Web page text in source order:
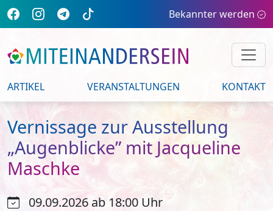
Bekannter werden
ARTIKEL VERANSTALTUNGEN KONTAKT
Vernissage zur Ausstellung
„Augenblicke” mit Jacqueline
Maschke
09.09.2026 ab 18:00 Uhr